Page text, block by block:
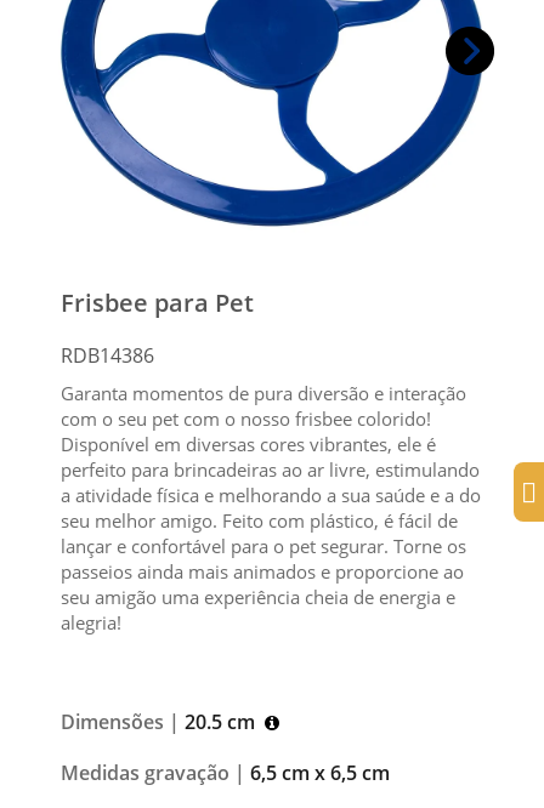
Frisbee para Pet
RDB14386
Garanta momentos de pura diversão e interação
com o seu pet com o nosso frisbee colorido!
Disponível em diversas cores vibrantes, ele é
perfeito para brincadeiras ao ar livre, estimulando
a atividade física e melhorando a sua saúde e a do
seu melhor amigo. Feito com plástico, é fácil de
lançar e confortável para o pet segurar. Torne os
passeios ainda mais animados e proporcione ao
seu amigão uma experiência cheia de energia e
alegria!
Dimensões | 20.5 cm
Medidas gravação | 6,5 cm x 6,5 cm